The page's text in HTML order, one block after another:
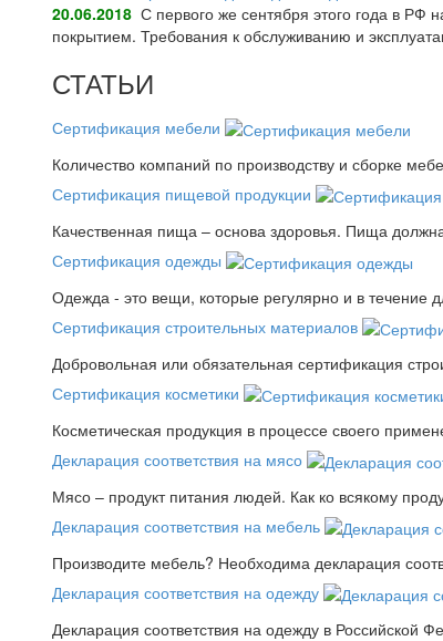
20.06.2018 С первого же сентября этого года в
покрытием. Требования к обслуживанию и
СТАТЬИ
Сертификация мебели
Количество компаний по производству и сборке
Сертификация пищевой продукции
Качественная пища – основа здоровья. Пища
Сертификация одежды
Одежда - это вещи, которые регулярно и в течение
Сертификация строительных материалов
Добровольная или обязательная сертификация
Сертификация косметики
Косметическая продукция в процессе своего
Декларация соответствия на мясо
Мясо – продукт питания людей. Как ко всякому
Декларация соответствия на мебель
Производите мебель? Необходима декларация
Декларация соответствия на одежду
Декларация соответствия на одежду в Российской